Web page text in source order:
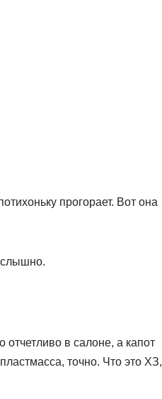
прогорает. Вот она
слышно.
в салоне, а капот
точно. Что это ХЗ,